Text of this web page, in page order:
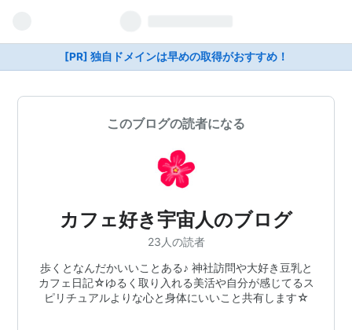
[PR] 独自ドメインは早めの取得がおすすめ！
このブログの読者になる
カフェ好き宇宙人のブログ
23人の読者
歩くとなんだかいいことある♪ 神社訪問や大好き豆乳と
カフェ日記☆ゆるく取り入れる美活や自分が感じてるス
ピリチュアルよりな心と身体にいいこと共有します☆